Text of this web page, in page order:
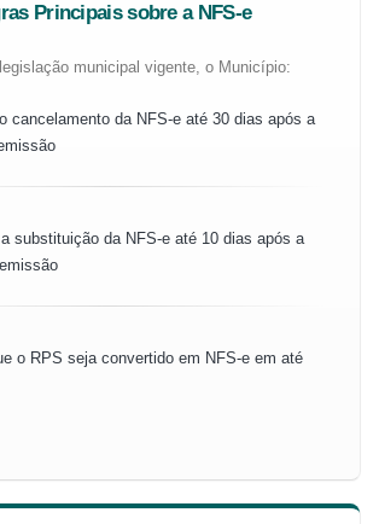
Principais sobre a NFS-e
municipal vigente, o Município:
cancelamento da NFS-e até 30 dias após a
substituição da NFS-e até 10 dias após a
o RPS seja convertido em NFS-e em até